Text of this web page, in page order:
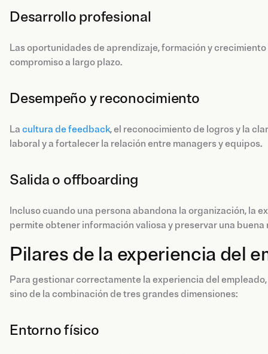
Desarrollo profesional
Las oportunidades de aprendizaje, formación y
compromiso a largo plazo.
Desempeño y reconocimiento
La cultura de feedback, el reconocimiento de logros y la
laboral y a fortalecer la relación entre managers y equipos.
Salida o offboarding
Incluso cuando una persona abandona la organización, la
permite obtener información valiosa y preservar una
Pilares de la experiencia del
Para gestionar correctamente la experiencia del
sino de la combinación de tres grandes dimensiones:
Entorno físico